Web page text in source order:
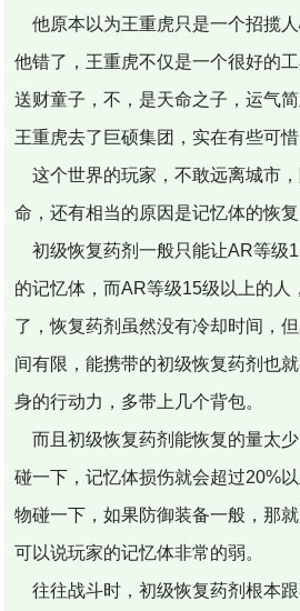
他原本以为王重虎只是一个招揽
他错了，王重虎不仅是一个很好的
送财童子，不，是天命之子，运气
王重虎去了巨硕集团，实在有些可惜
这个世界的玩家，不敢远离城市
命，还有相当的原因是记忆体的恢复
初级恢复药剂一般只能让AR等级
的记忆体，而AR等级15级以上的人
了，恢复药剂虽然没有冷却时间，
间有限，能携带的初级恢复药剂也
身的行动力，多带上几个背包。
而且初级恢复药剂能恢复的量太
碰一下，记忆体损伤就会超过20%
物碰一下，如果防御装备一般，那
可以说玩家的记忆体非常的弱。
往往战斗时，初级恢复药剂根本